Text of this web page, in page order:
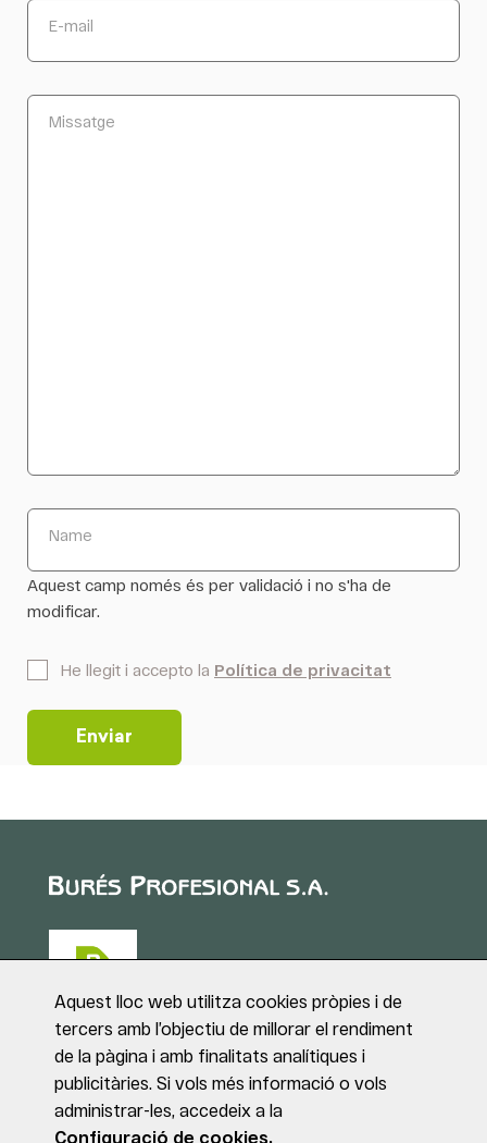
E-mail
Missatge
Name
Aquest camp només és per validació i no s'ha de
modificar.
He llegit i accepto la Política de privacitat
Puig de Sant Roc, 1
17180 VILABLAREIX
(Girona)
Tel. +34 972 40 50 95
Aquest lloc web utilitza cookies pròpies i de
tercers amb l’objectiu de millorar el rendiment
de la pàgina i amb finalitats analítiques i
publicitàries. Si vols més informació o vols
administrar-les, accedeix a la
Configuració de cookies.